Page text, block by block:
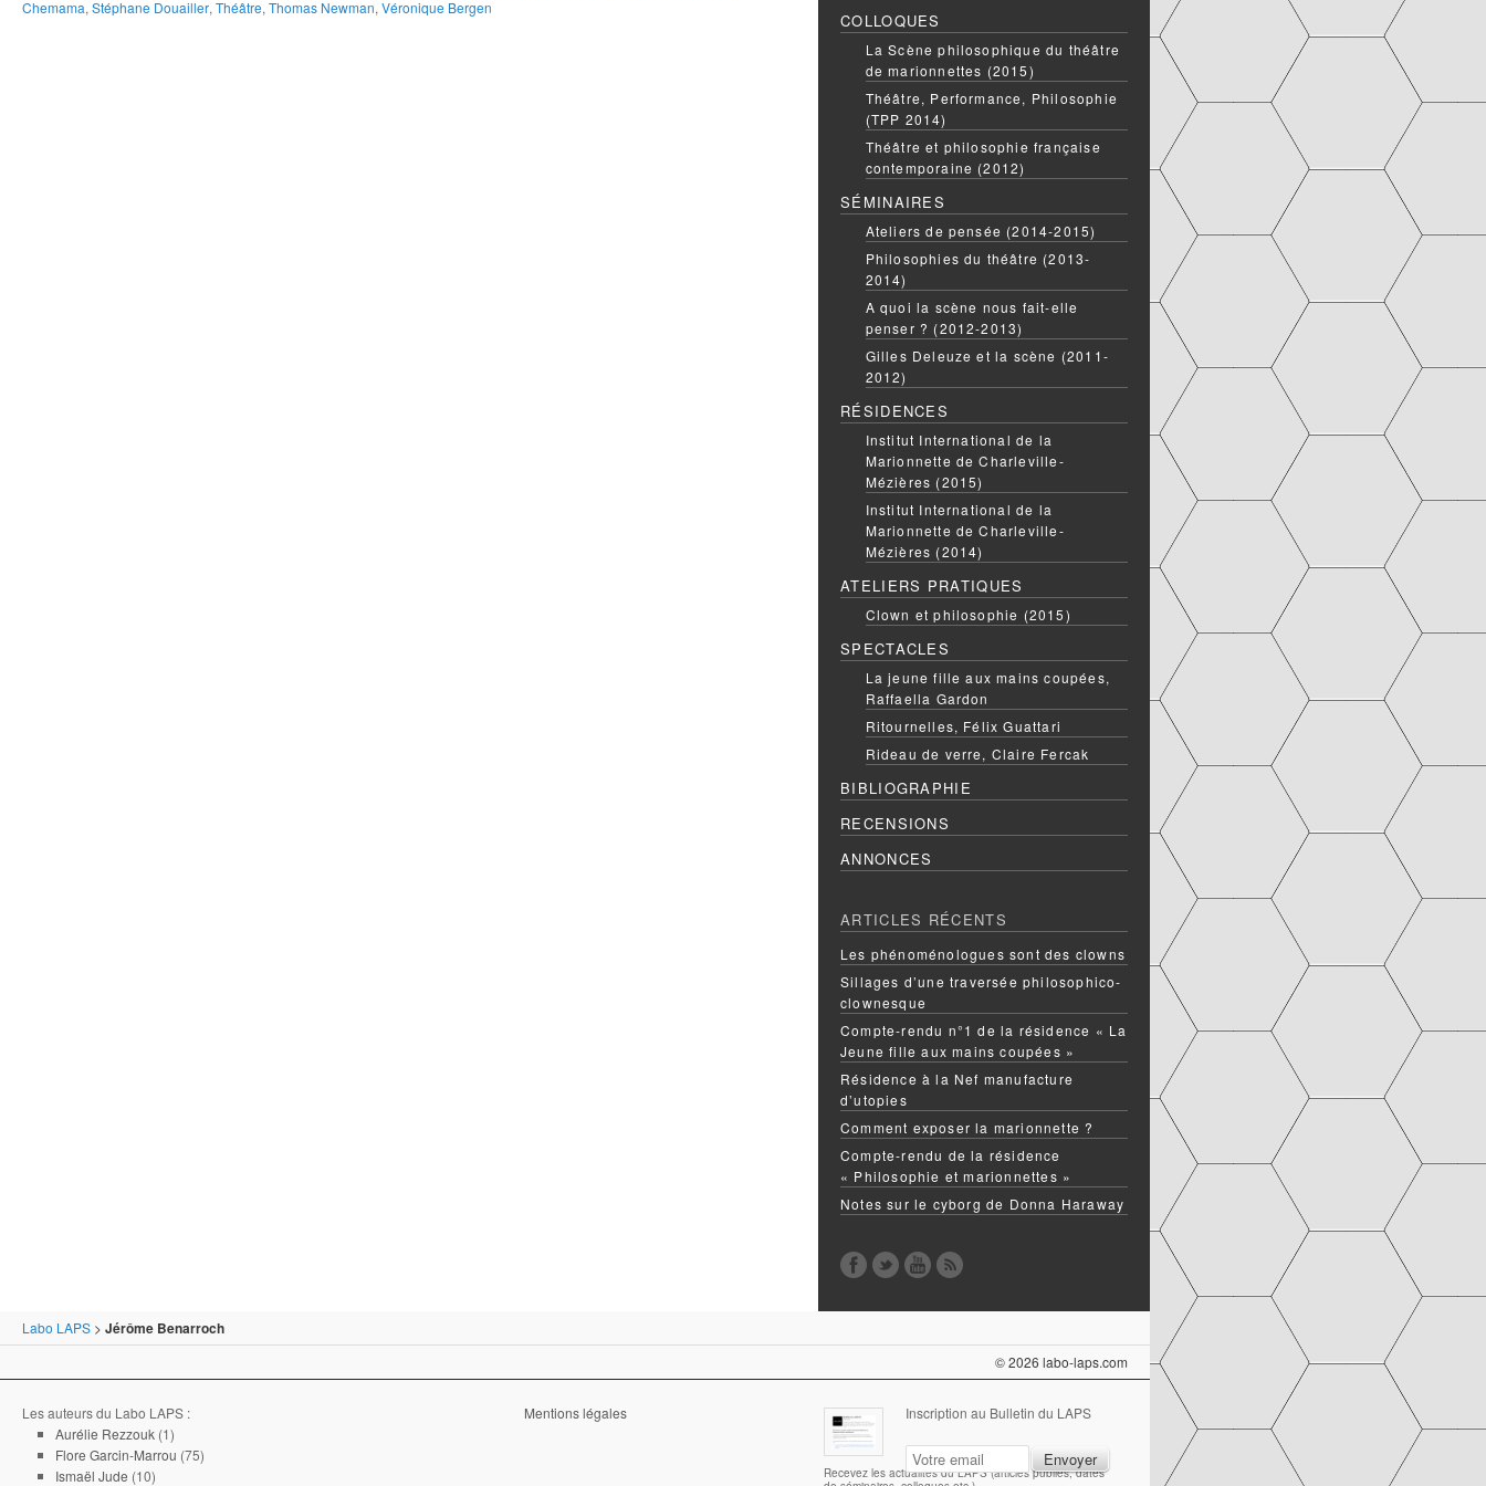
COLLOQUES
La Scène philosophique du théâtre
de marionnettes (2015)
Théâtre, Performance, Philosophie
(TPP 2014)
Théâtre et philosophie française
contemporaine (2012)
SÉMINAIRES
Ateliers de pensée (2014-2015)
Philosophies du théâtre (2013-
2014)
A quoi la scène nous fait-elle
penser ? (2012-2013)
Gilles Deleuze et la scène (2011-
2012)
RÉSIDENCES
Institut International de la
Marionnette de Charleville-
Mézières (2015)
Institut International de la
Marionnette de Charleville-
Mézières (2014)
ATELIERS PRATIQUES
Clown et philosophie (2015)
SPECTACLES
La jeune fille aux mains coupées,
Raffaella Gardon
Ritournelles, Félix Guattari
Rideau de verre, Claire Fercak
BIBLIOGRAPHIE
RECENSIONS
ANNONCES
ARTICLES RÉCENTS
Les phénoménologues sont des clowns
Sillages d’une traversée philosophico-
clownesque
Compte-rendu n°1 de la résidence « La
Jeune fille aux mains coupées »
Résidence à la Nef manufacture
d’utopies
Comment exposer la marionnette ?
Compte-rendu de la résidence
« Philosophie et marionnettes »
Notes sur le cyborg de Donna Haraway
Chemama, Stéphane Douailler, Théâtre, Thomas Newman, Véronique Bergen
Labo LAPS > Jérôme Benarroch
© 2026 labo-laps.com
Les auteurs du Labo LAPS :
Aurélie Rezzouk (1)
Flore Garcin-Marrou (75)
Ismaël Jude (10)
Mentions légales Inscription au Bulletin du LAPS
Recevez les actualités du LAPS (articles publiés, dates